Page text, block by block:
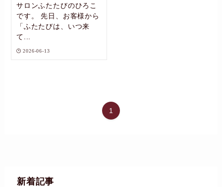
サロンふたたびのひろこ
です。 先日、お客様から
「ふたたびは、いつ来
て...
2026-06-13
1
新着記事